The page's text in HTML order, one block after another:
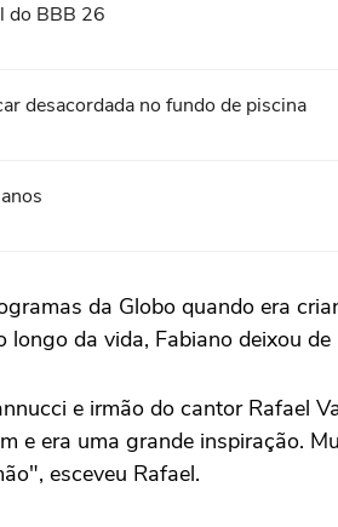
do BBB 26
desacordada no fundo de piscina
da Globo quando era
longo da vida, Fabiano deixou
e irmão do cantor Rafael
e era uma grande inspiração.
esceveu Rafael.